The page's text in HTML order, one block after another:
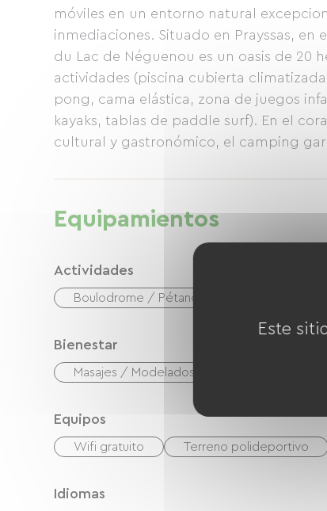
móviles en un entorno natural
inmediaciones. Situado en Prayssas,
du Lac de Néguenou es un oasis de 20
actividades (piscina cubierta
pong, cama elástica, zona de juegos
kayaks, tablas de paddle surf). En el
cultural y gastronómico, el camping
refrescante en la terraza del bar.
Equipamientos
Actividades
Boulodrome / Pétanque court
Bienestar
Masajes / Modelados
Equipos
Wifi gratuito Terreno polideportivo
Idiomas
Este